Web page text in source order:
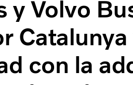
y Volvo
Catalunya
con la